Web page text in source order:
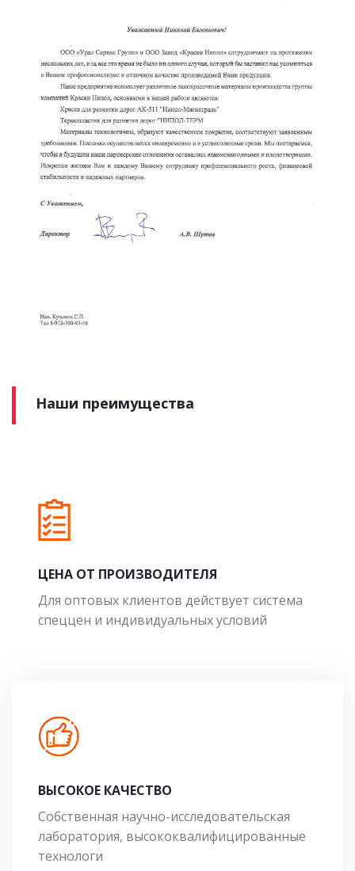
Наши преимущества
ЦЕНА ОТ ПРОИЗВОДИТЕЛЯ
Для оптовых клиентов действует система
спеццен и индивидуальных условий
ВЫСОКОЕ КАЧЕСТВО
Собственная научно-исследовательская
лаборатория, высококвалифицированные
технологи